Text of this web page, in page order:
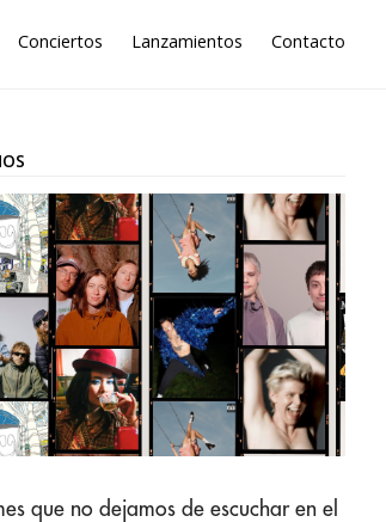
Conciertos Lanzamientos Contacto
que no dejamos de escuchar en el